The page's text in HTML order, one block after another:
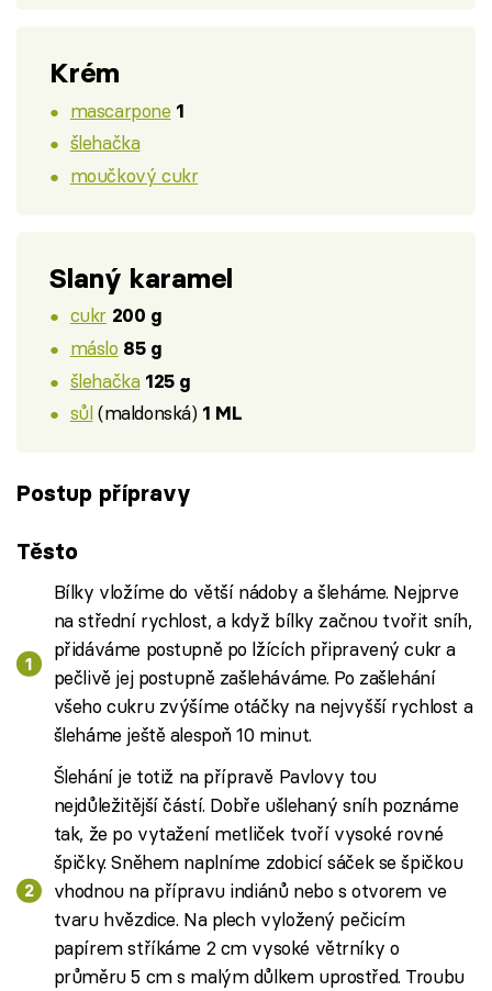
Krém
mascarpone 1
šlehačka
moučkový cukr
Slaný karamel
cukr 200 g
máslo 85 g
šlehačka 125 g
sůl(maldonská) 1 ML
Postup přípravy
Těsto
Bílky vložíme do větší nádoby a šleháme. Nejprve
na střední rychlost, a když bílky začnou tvořit sníh,
přidáváme postupně po lžících připravený cukr a
pečlivě jej postupně zašleháváme. Po zašlehání
všeho cukru zvýšíme otáčky na nejvyšší rychlost a
šleháme ještě alespoň 10 minut.
Šlehání je totiž na přípravě Pavlovy tou
nejdůležitější částí. Dobře ušlehaný sníh poznáme
tak, že po vytažení metliček tvoří vysoké rovné
špičky. Sněhem naplníme zdobicí sáček se špičkou
vhodnou na přípravu indiánů nebo s otvorem ve
tvaru hvězdice. Na plech vyložený pečicím
papírem stříkáme 2 cm vysoké větrníky o
průměru 5 cm s malým důlkem uprostřed. Troubu